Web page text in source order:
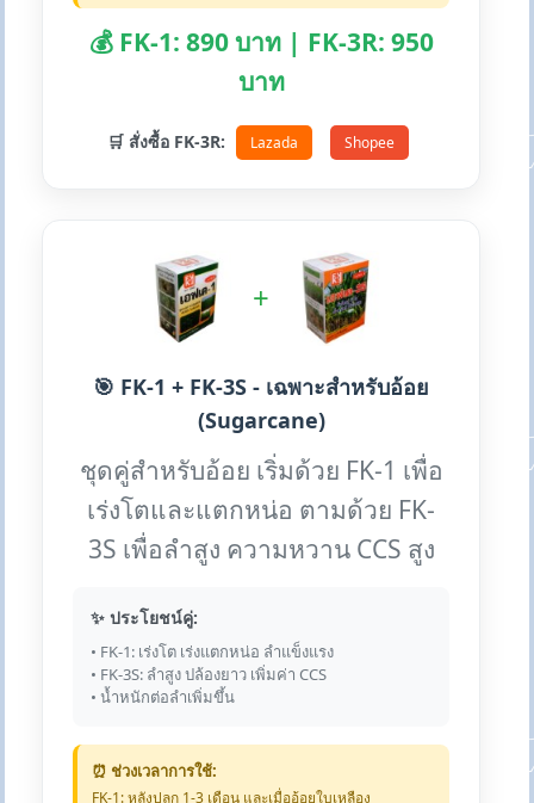
💰 FK-1: 890 บาท | FK-3R: 950
บาท
🛒 สั่งซื้อ FK-3R: Lazada Shopee
+
🎯 FK-1 + FK-3S - เฉพาะสำหรับอ้อย
(Sugarcane)
ชุดคู่สำหรับอ้อย เริ่มด้วย FK-1 เพื่อ
เร่งโตและแตกหน่อ ตามด้วย FK-
3S เพื่อลำสูง ความหวาน CCS สูง
✨ ประโยชน์คู่:
• FK-1: เร่งโต เร่งแตกหน่อ ลำแข็งแรง
• FK-3S: ลำสูง ปล้องยาว เพิ่มค่า CCS
• น้ำหนักต่อลำเพิ่มขึ้น
⏰ ช่วงเวลาการใช้:
FK-1: หลังปลูก 1-3 เดือน และเมื่ออ้อยใบเหลือง